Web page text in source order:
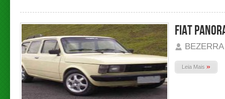
FIAT
BEZERRA
Leia Mais »